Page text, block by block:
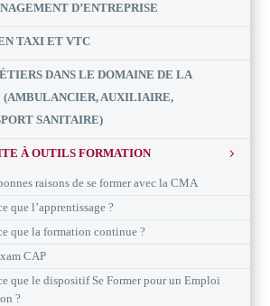
D’ENTREPRISE
TAXI ET VTC
DANS LE DOMAINE DE LA
(AMBULANCIER, AUXILIAIRE,
SANITAIRE)
À OUTILS FORMATION
raisons de se former avec la CMA
que l’apprentissage ?
que la formation continue ?
CAP
que le dispositif Se Former pour un Emploi
?